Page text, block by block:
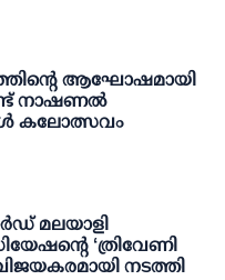
ആഘോഷമായി
നാഷണൽ
കലോത്സവം
മലയാളി
‘ത്രിവേണി
നടത്തി